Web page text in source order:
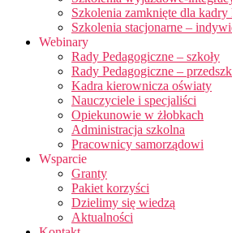
Szkolenia zamknięte dla
Szkolenia stacjonarne –
Webinary
Rady Pedagogiczne – szkoły
Rady Pedagogiczne –
Kadra kierownicza oświaty
Nauczyciele i specjaliści
Opiekunowie w żłobkach
Administracja szkolna
Pracownicy samorządowi
Wsparcie
Granty
Pakiet korzyści
Dzielimy się wiedzą
Aktualności